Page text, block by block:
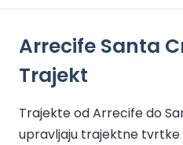
Arrecife Santa
Trajekt
Trajekte od Arrecife do
upravljaju trajektne tvrtke